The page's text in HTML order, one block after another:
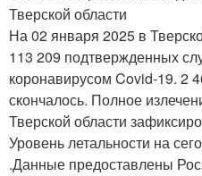
Тверской области
На 02 января 2025 в
113 209 подтвержденных
коронавирусом Covid-19. 2
скончалось. Полное
Тверской области
Уровень летальности на
.Данные предоставлены